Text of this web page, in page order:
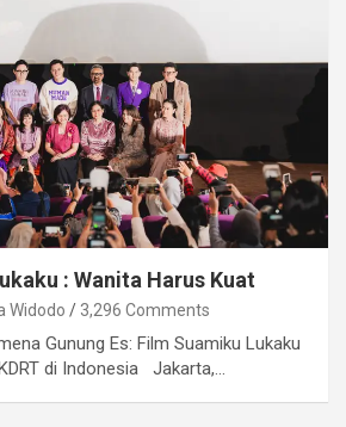
: Wanita Harus Kuat
Widodo 3,296 Comments
Gunung Es: Film Suamiku Lukaku
di Indonesia Jakarta,…